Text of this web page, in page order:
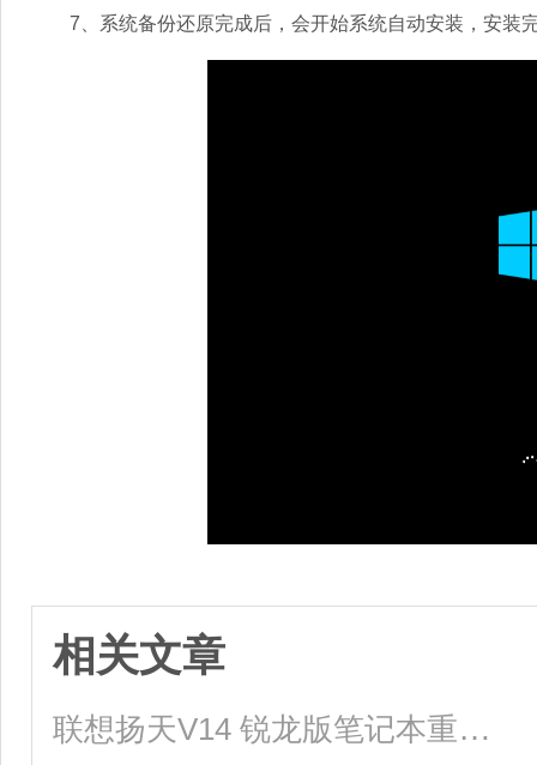
7、系统备份还原完成后，会开始系统自动安装，安装
相关文章
联想扬天V14 锐龙版笔记本重装win10系统教程